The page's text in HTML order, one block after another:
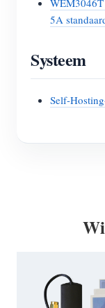
5A
Systeem
Self-